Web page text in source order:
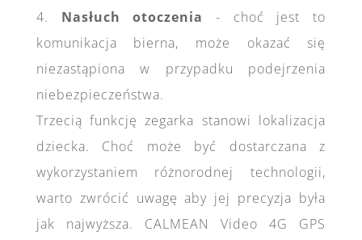
4. Nasłuch otoczenia
- choć jest to
komunikacja bierna, może okazać się
niezastąpiona w przypadku podejrzenia
niebezpieczeństwa.
Trzecią funkcję zegarka stanowi lokalizacja
dziecka. Choć może być dostarczana z
wykorzystaniem różnorodnej technologii,
warto zwrócić uwagę aby jej precyzja była
jak najwyższa. CALMEAN Video 4G GPS